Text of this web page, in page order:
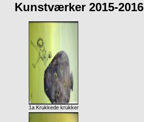
Kunstværker 2015-2016
1a Krukkede krukker